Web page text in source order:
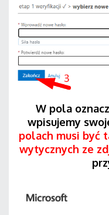
W pola
wpisujemy
polach musi być
wytycznych ze